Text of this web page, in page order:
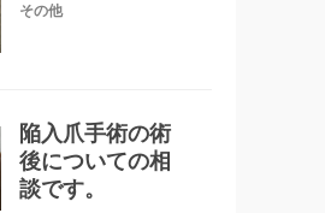
その他
陥入爪手術の術
後についての相
談です。